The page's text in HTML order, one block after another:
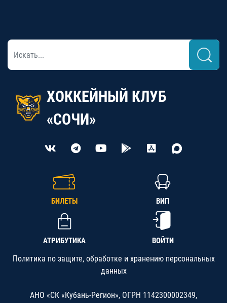
ХОККЕЙНЫЙ КЛУБ
«СОЧИ»
БИЛЕТЫ ВИП
АТРИБУТИКА ВОЙТИ
Политика по защите, обработке и хранению персональных
данных
АНО «СК «Кубань-Регион», ОГРН 1142300002349,